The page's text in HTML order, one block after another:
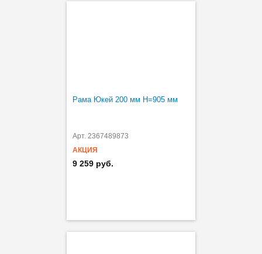
Рама Юкей 200 мм H=905 мм
Арт. 2367489873
АКЦИЯ
9 259 руб.